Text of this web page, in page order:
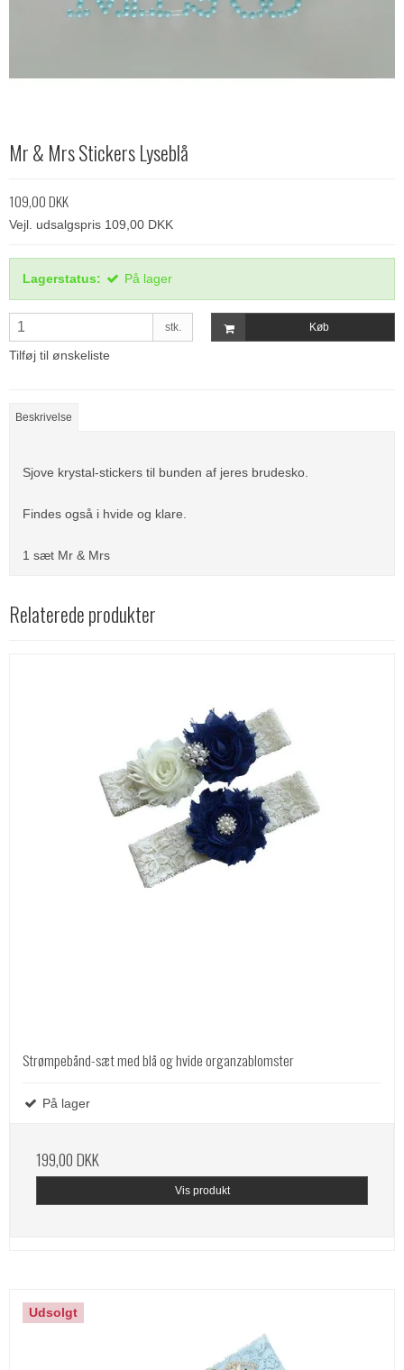
Mr & Mrs Stickers Lyseblå
109,00 DKK
Vejl. udsalgspris 109,00 DKK
Lagerstatus: På lager
stk. Køb
Tilføj til ønskeliste
Beskrivelse
Sjove krystal-stickers til bunden af jeres brudesko.
Findes også i hvide og klare.
1 sæt Mr & Mrs
Relaterede produkter
Strømpebånd-sæt med blå og hvide organzablomster
På lager
199,00 DKK
Vis produkt
Udsolgt